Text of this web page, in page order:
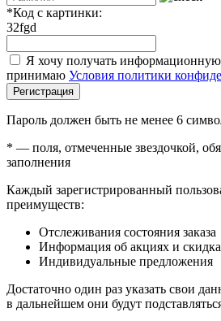
*Код с картинки:
32fgd
Я хочу получать
принимаю Условия политики
Регистрация
Пароль должен быть не менее 6
* — поля, отмеченные звездочкой,
заполнения
Каждый зарегистрированный
преимуществ:
Отслеживания состояния заказа
Информация об акциях и
Индивидуальные предложения
Достаточно один раз указать свои
в дальнейшем они будут